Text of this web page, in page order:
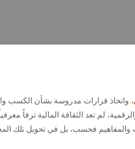
، واتخاذ قرارات مدروسة بشأن الكسب
لم تعد الثقافة المالية ترفاً
فحسب، بل في تحويل تلك